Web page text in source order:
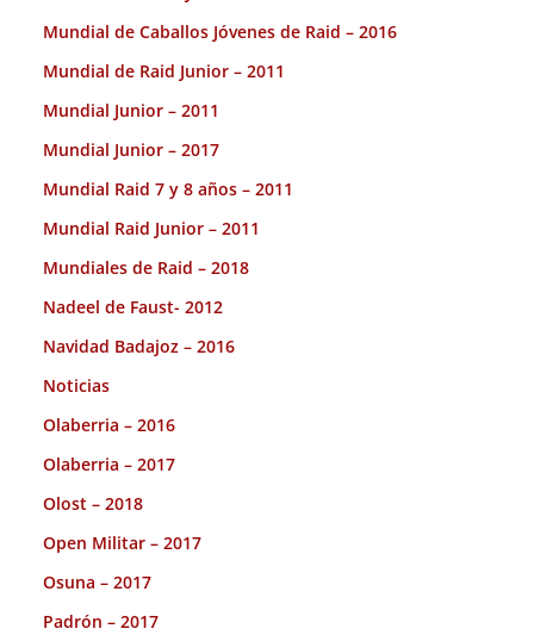
Mundial de Caballos Jóvenes de Raid – 2016
Mundial de Raid Junior – 2011
Mundial Junior – 2011
Mundial Junior – 2017
Mundial Raid 7 y 8 años – 2011
Mundial Raid Junior – 2011
Mundiales de Raid – 2018
Nadeel de Faust- 2012
Navidad Badajoz – 2016
Noticias
Olaberria – 2016
Olaberria – 2017
Olost – 2018
Open Militar – 2017
Osuna – 2017
Padrón – 2017